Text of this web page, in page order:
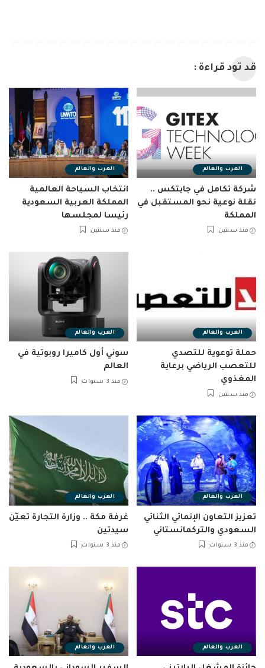
قد تود قراءة :
العرب والعالم
شركة تكامل في جايتكس ..
نقلة نوعية نحو المستقبل في
المملكة
منذ سنتين
العرب والعالم
انتخاب السياحة العالمية
المملكة العربية السعودية
رئيسا لمجلسها
منذ سنتين
العرب والعالم
حملة توعوية للتصدي
للتعصب الرياضي برعاية
المغذوي
منذ سنتين
العرب والعالم
سوني أول كاميرا روبوتية في
العالم
منذ 3 سنوات
العرب والعالم
تعزيز التعاون الإنمائي الثنائي
السعودي والتركمانستاني
منذ 3 سنوات
العرب والعالم
غرفة مكة .. وزارة التجارة تعيّن
سيدتين
منذ 3 سنوات
العرب والعالم العرب والعالم